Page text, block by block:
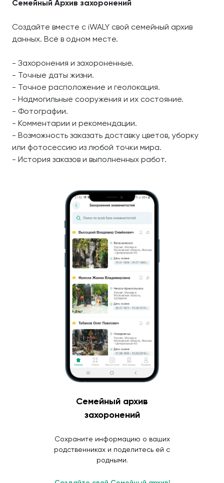
Семейный Архив захоронений
Создайте вместе с iWALY свой семейный архив
данных. Всё в одном месте.
- Захоронения и захороненные.
- Точные даты жизни.
- Точное расположение и геолокация.
- Надмогильные сооружения и их состояние.
- Фотографии.
- Комментарии и рекомендации.
- Возможность заказать доставку цветов, уборку
или фотосессию из любой точки мира.
- История заказов и выполненных работ.
Семейный архив
захоронений
Сохраните информацию о ваших
родственниках и поделитесь ей с
родными.